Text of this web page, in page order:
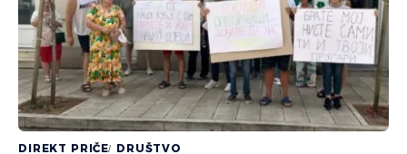
DIREKT PRIČE DRUŠTVO